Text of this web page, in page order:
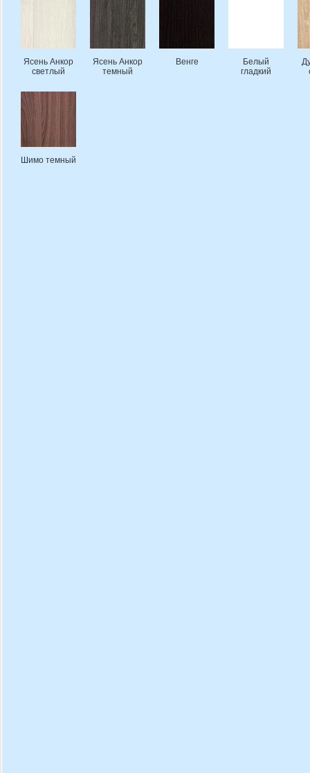
Ясень Анкор
светлый
Ясень Анкор
темный
Венге
Белый
гладкий
Шимо темный